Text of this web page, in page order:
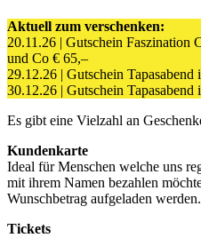
Aktuell zum verschenken:
20.11.26 | Gutschein Faszination
und Co € 65,–
29.12.26 | Gutschein
30.12.26 | Gutschein
Es gibt eine Vielzahl an
Kundenkarte
Ideal für Menschen welche uns
mit ihrem Namen bezahlen
Wunschbetrag aufgeladen werden.
Tickets